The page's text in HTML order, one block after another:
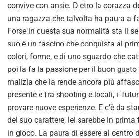
convive con ansie. Dietro la corazza
una ragazza che talvolta ha paura a
Forse in questa sua normalità sta il
suo è un fascino che conquista al
colori, forme, e di uno sguardo che
poi la fa la passione per il buon gusto
malizia che la rende ancora più
presente è fra shooting e locali, il
provare nuove esperienze. E c’è da
del suo carattere, lei sarebbe in prima
in gioco. La paura di essere al centro